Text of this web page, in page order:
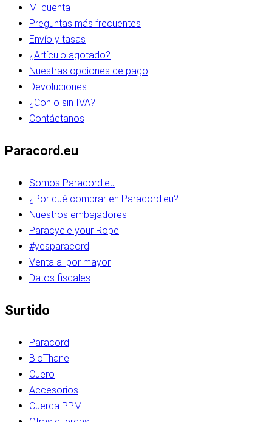
Mi cuenta
Preguntas más frecuentes
Envío y tasas
¿Artículo agotado?
Nuestras opciones de pago
Devoluciones
¿Con o sin IVA?
Contáctanos
Paracord.eu
Somos Paracord.eu
¿Por qué comprar en Paracord.eu?
Nuestros embajadores
Paracycle your Rope
#yesparacord
Venta al por mayor
Datos fiscales
Surtido
Paracord
BioThane
Cuero
Accesorios
Cuerda PPM